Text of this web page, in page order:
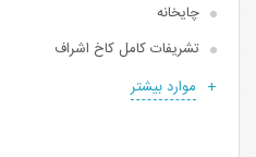
چایخانه
تشریفات کامل کاخ اشراف
موارد بیشتر